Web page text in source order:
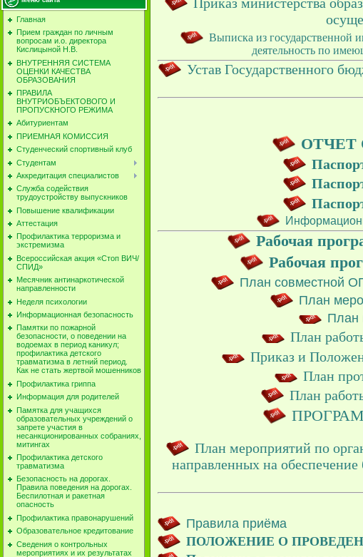
Главная
Прием граждан по личным
вопросам и.о. директора
Кислицыной Н.В.
ВНУТРЕННЯЯ СИСТЕМА
ОЦЕНКИ КАЧЕСТВА
ОБРАЗОВАНИЯ
ПРАВИЛА
ВНУТРИОБЪЕКТОВОГО И
ПРОПУСКНОГО РЕЖИМА
Абитуриентам
ПРИЕМНАЯ КОМИССИЯ
Студенческий спортивный клуб
Студентам
Аккредитация специалистов
Cлужба содействия
трудоустройству выпускников
Повышение квалификации
Аттестация
Профилактика терроризма и
экстремизма
Всероссийская акция «Стоп ВИЧ/
СПИД»
Месячник антинаркотической
направленности
Неделя психологии
Информационная безопасность
Памятки по пожарной
безопасности, о поведении на
водоемах в период каникул;
профилактика детского
травматизма в летний период.
Как не стать жертвой мошенников
Профилактика гриппа
Информация для родителей
Памятка для учащихся
образовательных учреждений о
запрете участия в
несанкционированных собраниях,
митингах
Профилактика детского
травматизма
Безопасность на дорогах.
Правила поведения на дорогах.
Беспилотная и ракетная
опасность
Профилактика правонарушений
Образовательное кредитование
Сведения о контрольных
мероприятиях и их результатах
Выписка из государственной
деятельность по
Устав Государственного
ОТЧЕТ
Рабочая
Рабочая
План совместной
План
План
План
Приказ и
План
План
План мероприятий по
направленных на
Правила приёма
ПОЛОЖЕНИЕ О